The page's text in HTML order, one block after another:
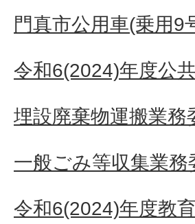
門真市公用車(乗用9
令和6(2024)年度公
埋設廃棄物運搬業務
一般ごみ等収集業務
令和6(2024)年度教